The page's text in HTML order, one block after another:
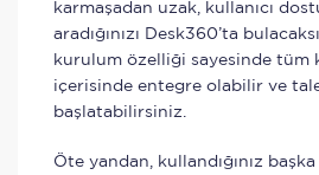
karmaşadan uzak, kullanıcı
aradığınızı Desk360’ta
kurulum özelliği sayesinde tüm
içerisinde entegre olabilir ve
başlatabilirsiniz.
Öte yandan, kullandığınız